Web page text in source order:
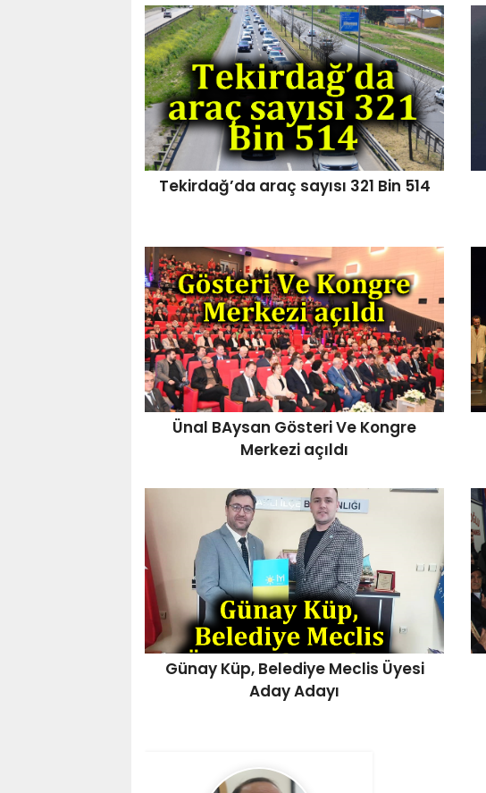
Tekirdağ’da araç sayısı 321 Bin 514
Ünal BAysan Gösteri Ve Kongre
Merkezi açıldı
Günay Küp, Belediye Meclis Üyesi
Aday Adayı